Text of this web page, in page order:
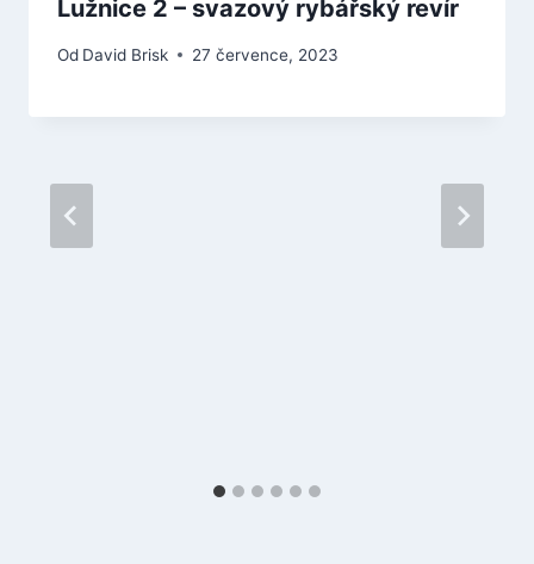
Lužnice 2 – svazový rybářský revír
Od David Brisk 27 července, 2023